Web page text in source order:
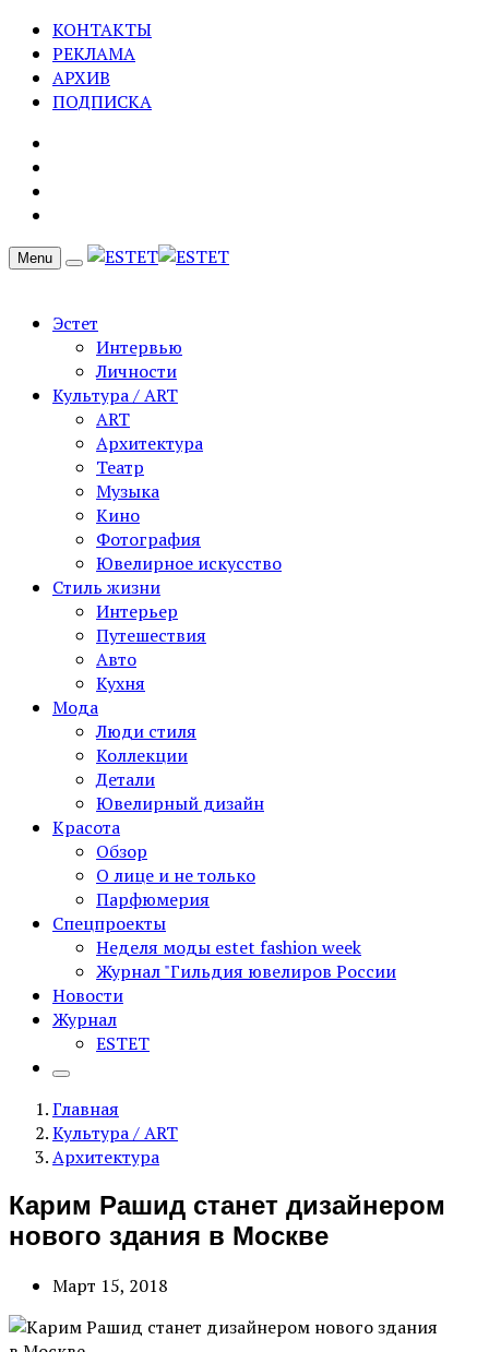
КОНТАКТЫ
РЕКЛАМА
АРХИВ
ПОДПИСКА
Menu
Эстет
Интервью
Личности
Культура / ART
ART
Архитектура
Театр
Музыка
Кино
Фотография
Ювелирное искусство
Стиль жизни
Интерьер
Путешествия
Авто
Кухня
Мода
Люди стиля
Коллекции
Детали
Ювелирный дизайн
Красота
Обзор
О лице и не только
Парфюмерия
Спецпроекты
Неделя моды estet fashion week
Журнал "Гильдия ювелиров России
Новости
Журнал
ESTET
Главная
Культура / ART
Архитектура
Карим Рашид станет дизайнером
нового здания в Москве
Март 15, 2018